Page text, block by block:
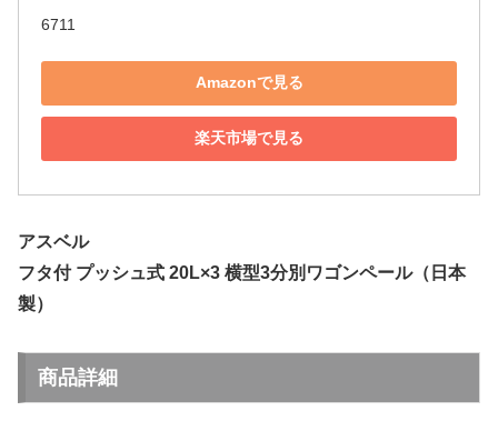
6711
Amazonで見る
楽天市場で見る
アスベル
フタ付 プッシュ式 20L×3 横型3分別ワゴンペール（日本
製）
商品詳細